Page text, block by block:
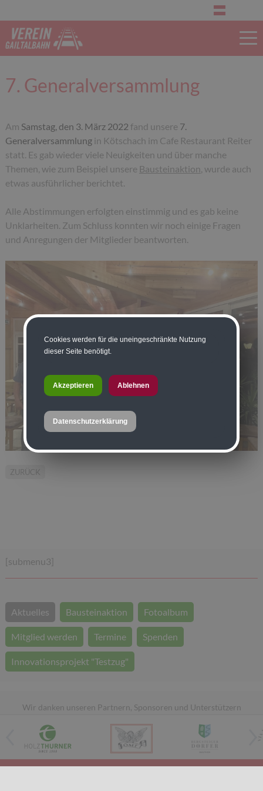
7. Generalversammlung
Am Samstag, den 3. März 2022 fand unsere 7.
Generalversammlung in Kötschach im Cafe Restaurant Reiter
statt. Es gab wieder viele Neuigkeiten und über manche
Themen, wie zum Beispiel unsere Bausteinaktion , wurde auch
etwas ausführlicher berichtet.
Alle Abstimmungen erfolgten einstimmig und es gab keine
Unklarheiten. Zum Schluss konnten wir noch einige Fragen
und Anregungen der Mitglieder beantworten.
ZURÜCK
[submenu3]
Aktuelles Bausteinaktion Fotoalbum
Mitglied werden Termine Spenden
Innovationsprojekt "Testzug"
Wir danken unseren Partnern, Sponsoren und Unterstützern
Cookies werden für die uneingeschränkte Nutzung
dieser Seite benötigt.
Akzeptieren Ablehnen
Datenschutzerklärung